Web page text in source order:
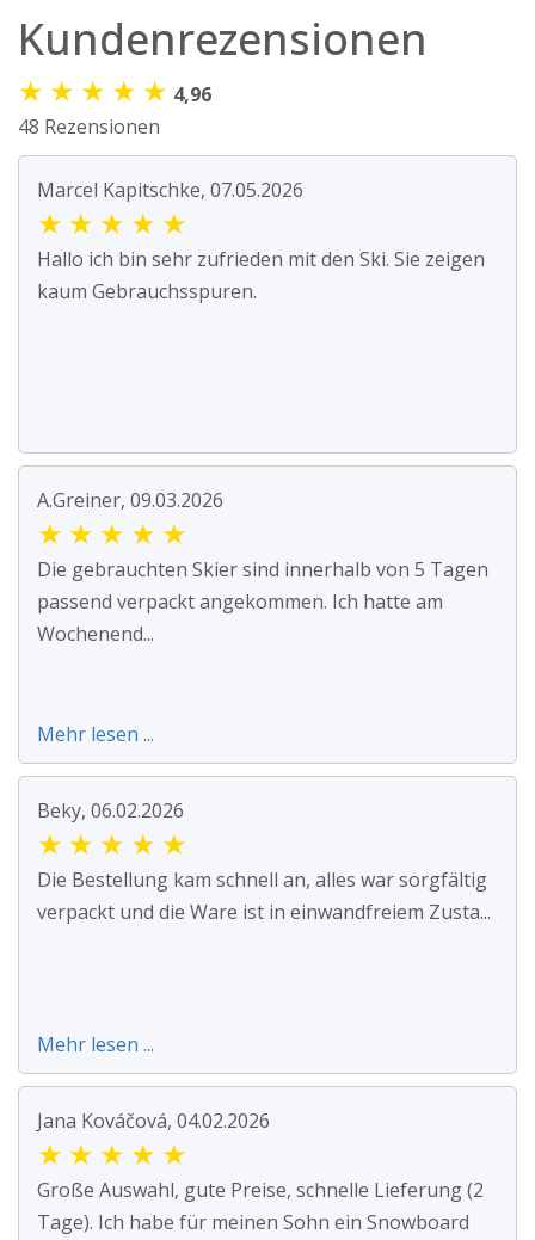
Kundenrezensionen
★ ★ ★ ★ ★ 4,96
48 Rezensionen
Marcel Kapitschke, 07.05.2026
★ ★ ★ ★ ★
Hallo ich bin sehr zufrieden mit den Ski. Sie zeigen
kaum Gebrauchsspuren.
A.Greiner, 09.03.2026
★ ★ ★ ★ ★
Die gebrauchten Skier sind innerhalb von 5 Tagen
passend verpackt angekommen. Ich hatte am
Wochenend...
Mehr lesen ...
Beky, 06.02.2026
★ ★ ★ ★ ★
Die Bestellung kam schnell an, alles war sorgfältig
verpackt und die Ware ist in einwandfreiem Zusta...
Mehr lesen ...
Jana Kováčová, 04.02.2026
★ ★ ★ ★ ★
Große Auswahl, gute Preise, schnelle Lieferung (2
Tage). Ich habe für meinen Sohn ein Snowboard